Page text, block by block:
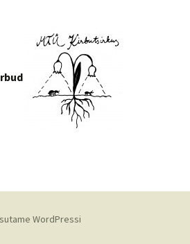
WordPressi